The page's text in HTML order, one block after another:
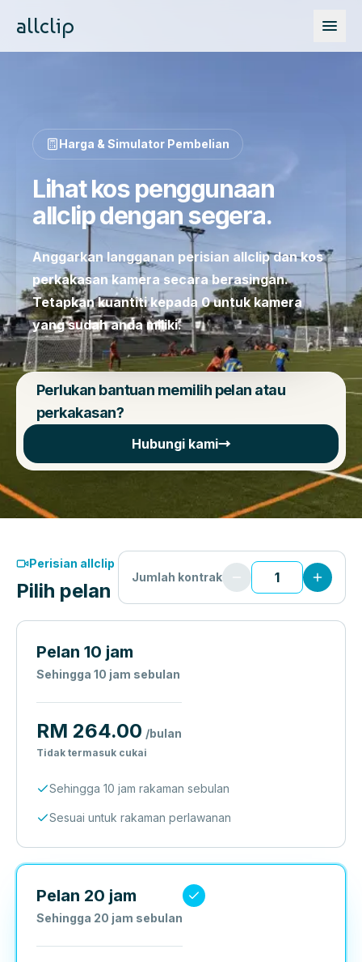
allclip
Harga & Simulator Pembelian
Lihat kos penggunaan
allclip dengan segera.
Anggarkan langganan perisian allclip dan kos
perkakasan kamera secara berasingan.
Tetapkan kuantiti kepada 0 untuk kamera
yang sudah anda miliki.
Perlukan bantuan memilih pelan atau
perkakasan?
Hubungi kami→
Perisian allclip
Pilih pelan
Jumlah kontrak
Pelan 10 jam
Sehingga 10 jam sebulan
RM 264.00 /bulan
Tidak termasuk cukai
Sehingga 10 jam rakaman sebulan
Sesuai untuk rakaman perlawanan
Pelan 20 jam
Sehingga 20 jam sebulan